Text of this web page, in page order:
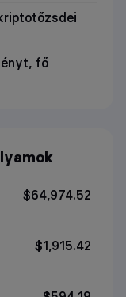
fő
$64,974.52
$1,915.42